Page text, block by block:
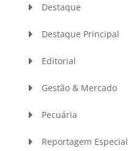
Destaque
Destaque Principal
Editorial
Gestão & Mercado
Pecuária
Reportagem Especial